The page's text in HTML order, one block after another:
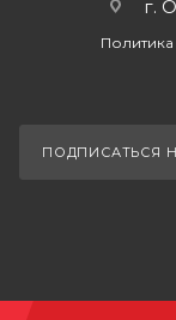
г.
ПОДПИСАТЬСЯ